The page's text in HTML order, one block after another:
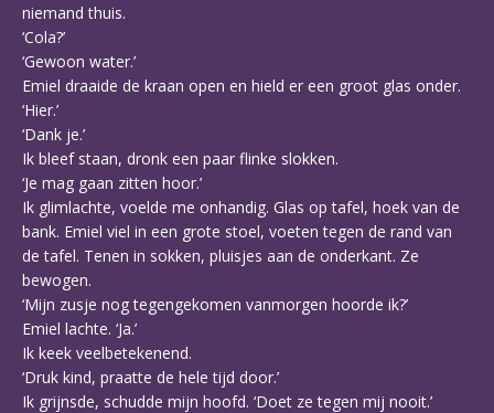
niemand thuis.
‘Cola?’
‘Gewoon water.’
Emiel draaide de kraan open en hield er een groot glas onder.
‘Hier.’
‘Dank je.’
Ik bleef staan, dronk een paar flinke slokken.
‘Je mag gaan zitten hoor.’
Ik glimlachte, voelde me onhandig. Glas op tafel, hoek van de
bank. Emiel viel in een grote stoel, voeten tegen de rand van
de tafel. Tenen in sokken, pluisjes aan de onderkant. Ze
bewogen.
‘Mijn zusje nog tegengekomen vanmorgen hoorde ik?’
Emiel lachte. ‘Ja.’
Ik keek veelbetekenend.
‘Druk kind, praatte de hele tijd door.’
Ik grijnsde, schudde mijn hoofd. ‘Doet ze tegen mij nooit.’